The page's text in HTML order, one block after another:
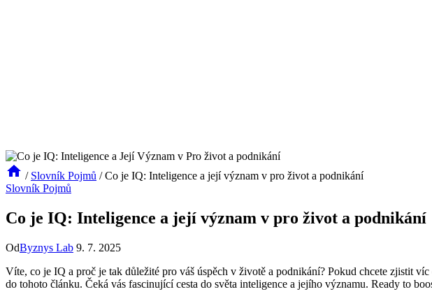
/ Slovník Pojmů / Co je IQ: Inteligence a její význam v pro život a podnikání
Slovník Pojmů
Co je IQ: Inteligence a její význam v pro život a podnikání
OdByznys Lab 9. 7. 2025
Víte, co je IQ a proč je tak důležité pro váš úspěch v životě a podnikání? Pokud chcete zjistit
do tohoto článku. Čeká vás fascinující cesta do světa inteligence a jejího významu. Ready to